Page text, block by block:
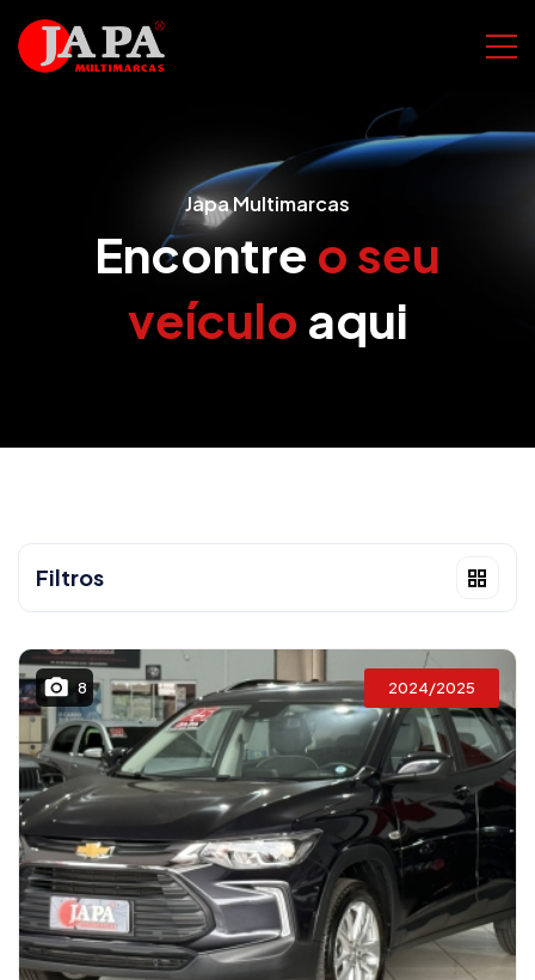
Japa Multimarcas
Encontre o seu
veículo aqui
Filtros
8 2024/2025